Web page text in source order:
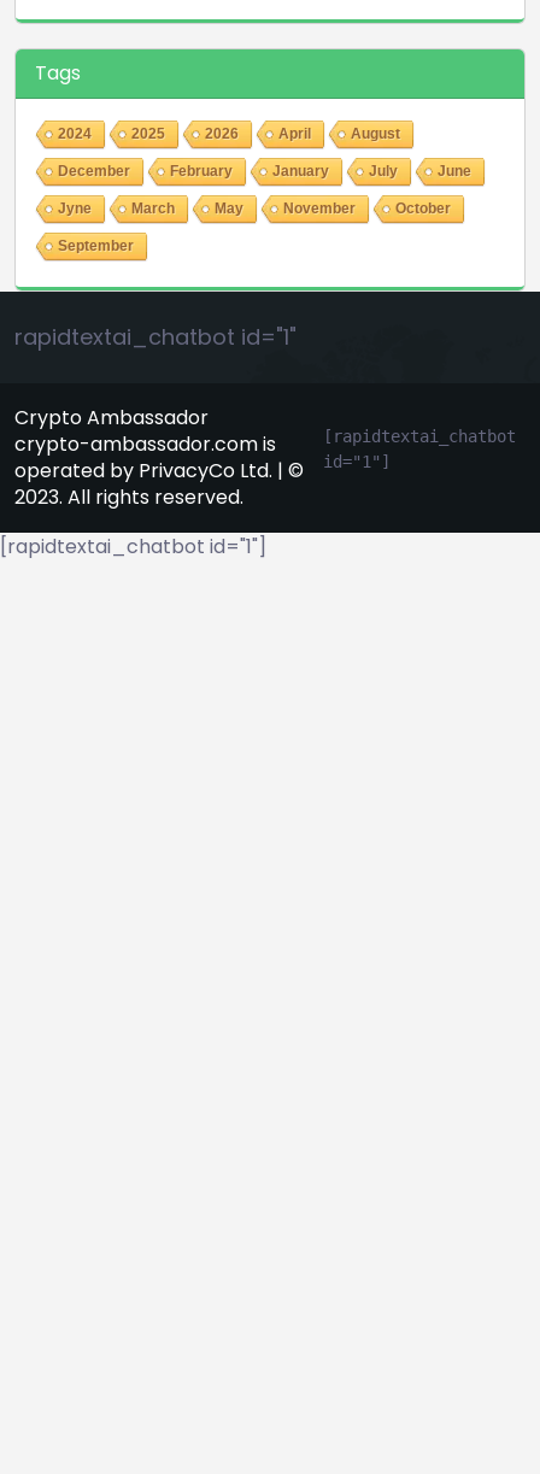
Tags
2024 2025 2026 April August
December February January July June
Jyne March May November October
September
rapidtextai_chatbot id="1"
Crypto Ambassador
crypto-ambassador.com is
operated by PrivacyCo Ltd. | ©
2023. All rights reserved.
[rapidtextai_chatbot
id="1"]
[rapidtextai_chatbot id="1"]